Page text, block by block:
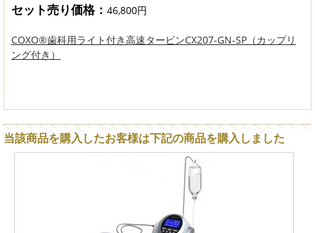
セット売り価格： 46,800円
COXO®歯科用ライト付き高速タービンCX207-GN-SP（カップリ
ング付き）
当該商品を購入したお客様は下記の商品を購入しました